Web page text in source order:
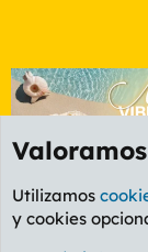
Valencia
Utilizamos
y cookies